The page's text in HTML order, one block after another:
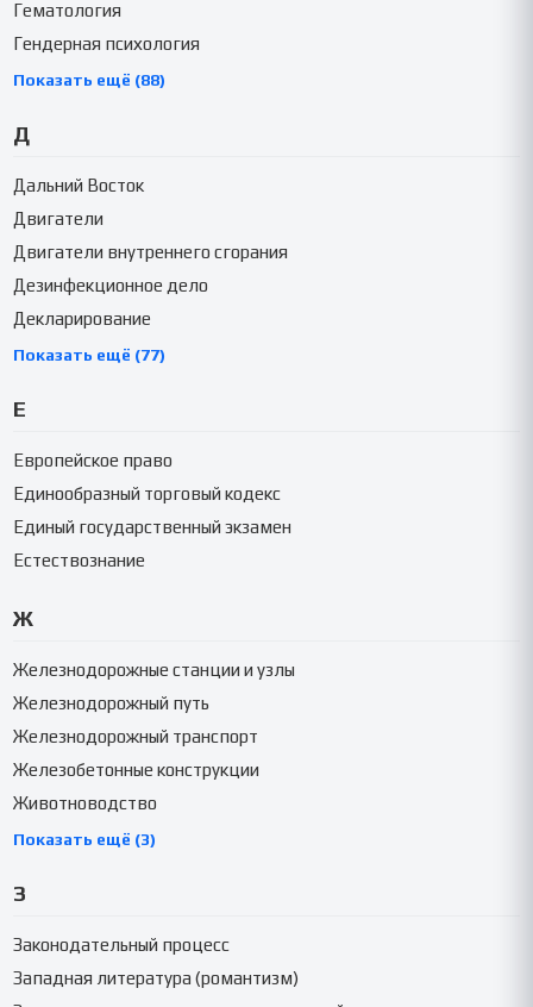
Гематология
Гендерная психология
Показать ещё (88)
Д
Дальний Восток
Двигатели
Двигатели внутреннего сгорания
Дезинфекционное дело
Декларирование
Показать ещё (77)
Е
Европейское право
Единообразный торговый кодекс
Единый государственный экзамен
Естествознание
Ж
Железнодорожные станции и узлы
Железнодорожный путь
Железнодорожный транспорт
Железобетонные конструкции
Животноводство
Показать ещё (3)
З
Законодательный процесс
Западная литература (романтизм)